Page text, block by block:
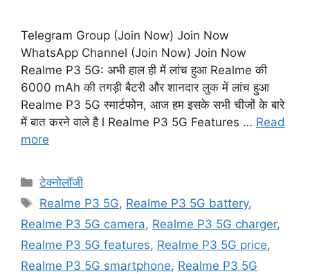
Telegram Group (Join Now) Join Now
WhatsApp Channel (Join Now) Join Now
Realme P3 5G: अभी हाल ही में लांच हुआ Realme की
6000 mAh की तगड़ी बैटरी और शानदार लुक में लांच हुआ
Realme P3 5G स्मार्टफोन, आज हम इसके सभी चीजों के बारे
में बात करने वाले है l Realme P3 5G Features … Read
more
Categories
टेक्नोलॉजी
Tags
Realme P3 5G, Realme P3 5G battery,
Realme P3 5G camera, Realme P3 5G charger,
Realme P3 5G features, Realme P3 5G price,
Realme P3 5G smartphone, Realme P3 5G